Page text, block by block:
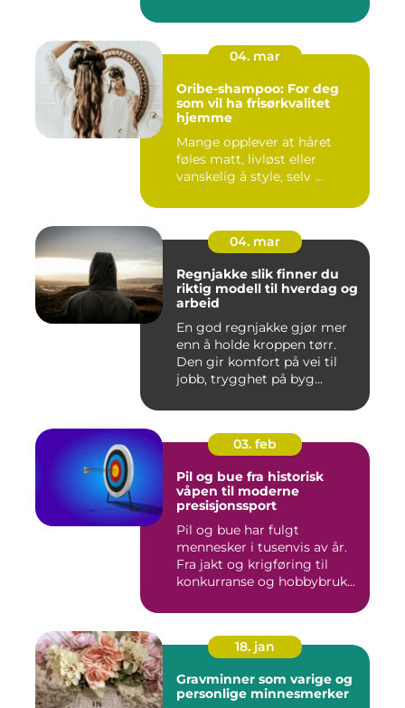
04. mar
Oribe-shampoo: For deg
som vil ha frisørkvalitet
hjemme
Mange opplever at håret
føles matt, livløst eller
vanskelig å style, selv ...
04. mar
Regnjakke slik finner du
riktig modell til hverdag og
arbeid
En god regnjakke gjør mer
enn å holde kroppen tørr.
Den gir komfort på vei til
jobb, trygghet på byg...
03. feb
Pil og bue fra historisk
våpen til moderne
presisjonssport
Pil og bue har fulgt
mennesker i tusenvis av år.
Fra jakt og krigføring til
konkurranse og hobbybruk...
18. jan
Gravminner som varige og
personlige minnesmerker